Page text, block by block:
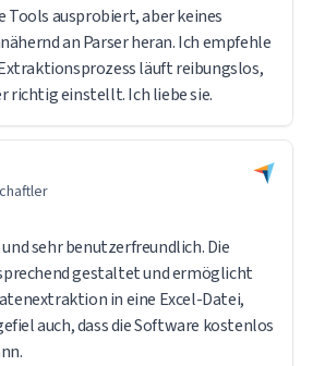
Tools ausprobiert, aber keines
an Parser heran. Ich empfehle
läuft reibungslos,
richtig einstellt. Ich liebe sie.
sehr benutzerfreundlich. Die
gestaltet und ermöglicht
in eine Excel-Datei,
auch, dass die Software kostenlos